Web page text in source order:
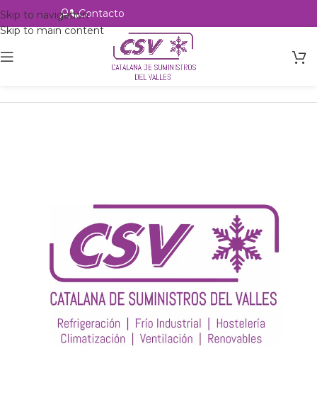
Skip to navigation
Skip to main content
Contacto
csvalles